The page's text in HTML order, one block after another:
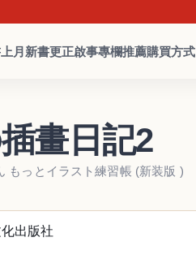
上月新書更正啟事專欄推薦購買方式
畫日記2
もっとイラスト練習帳 (新装版 )
出版社